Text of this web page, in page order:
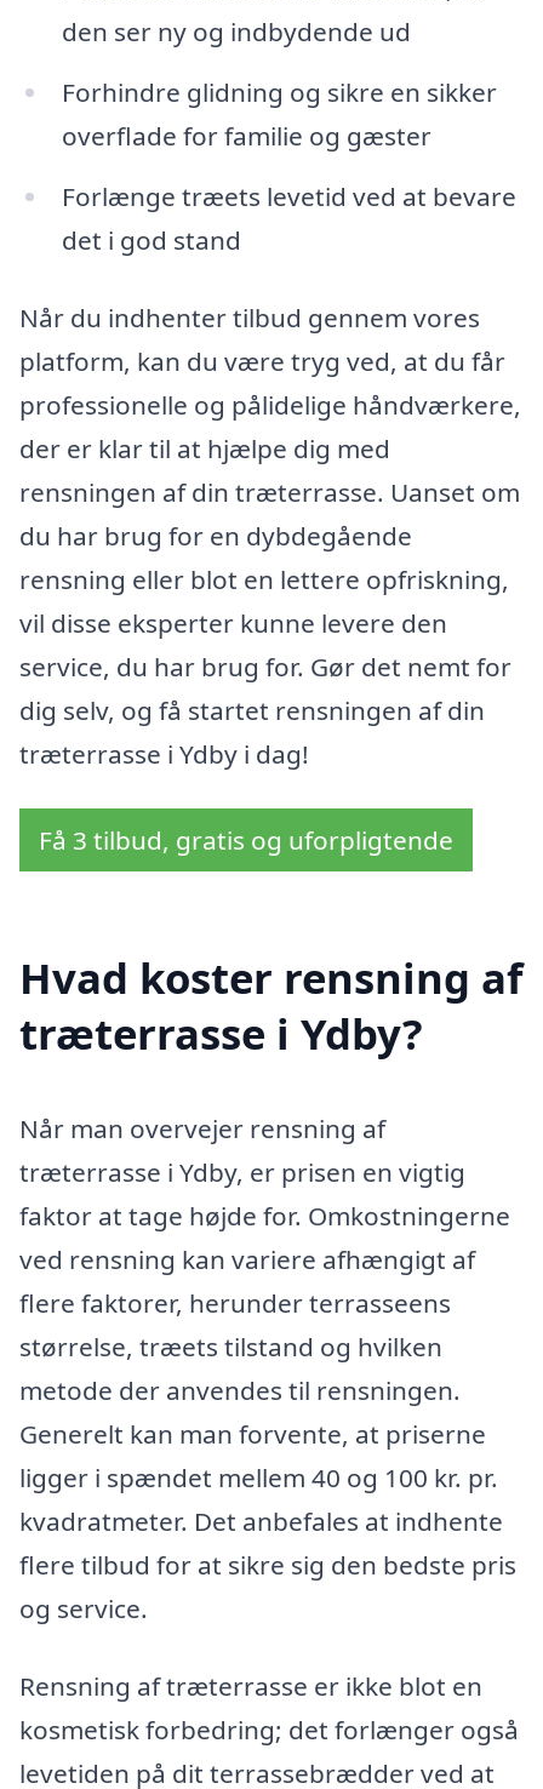
den ser ny og indbydende ud
Forhindre glidning og sikre en sikker
overflade for familie og gæster
Forlænge træets levetid ved at bevare
det i god stand
Når du indhenter tilbud gennem vores
platform, kan du være tryg ved, at du får
professionelle og pålidelige håndværkere,
der er klar til at hjælpe dig med
rensningen af din træterrasse. Uanset om
du har brug for en dybdegående
rensning eller blot en lettere opfriskning,
vil disse eksperter kunne levere den
service, du har brug for. Gør det nemt for
dig selv, og få startet rensningen af din
træterrasse i Ydby i dag!
Få 3 tilbud, gratis og uforpligtende
Hvad koster rensning af
træterrasse i Ydby?
Når man overvejer rensning af
træterrasse i Ydby, er prisen en vigtig
faktor at tage højde for. Omkostningerne
ved rensning kan variere afhængigt af
flere faktorer, herunder terrasseens
størrelse, træets tilstand og hvilken
metode der anvendes til rensningen.
Generelt kan man forvente, at priserne
ligger i spændet mellem 40 og 100 kr. pr.
kvadratmeter. Det anbefales at indhente
flere tilbud for at sikre sig den bedste pris
og service.
Rensning af træterrasse er ikke blot en
kosmetisk forbedring; det forlænger også
levetiden på dit terrassebrædder ved at